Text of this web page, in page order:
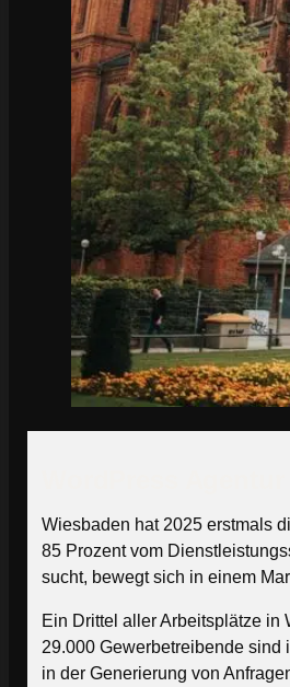
Wiesbaden hat 2025 erstmals
85 Prozent vom
sucht, bewegt sich in einem
Ein Drittel aller Arbeitsplätze
29.000 Gewerbetreibende sind
in der Generierung von